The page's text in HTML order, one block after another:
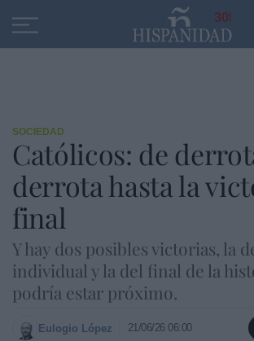
30
SOCIEDAD
Católicos: de
derrota hasta la
final
Y hay dos posibles victorias, la
individual y la del final de la
podría estar próximo.
Eulogio López 21/06/26 06:00